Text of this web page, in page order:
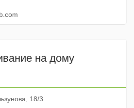
на дому
18/3